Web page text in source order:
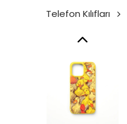
Telefon Kılıfları